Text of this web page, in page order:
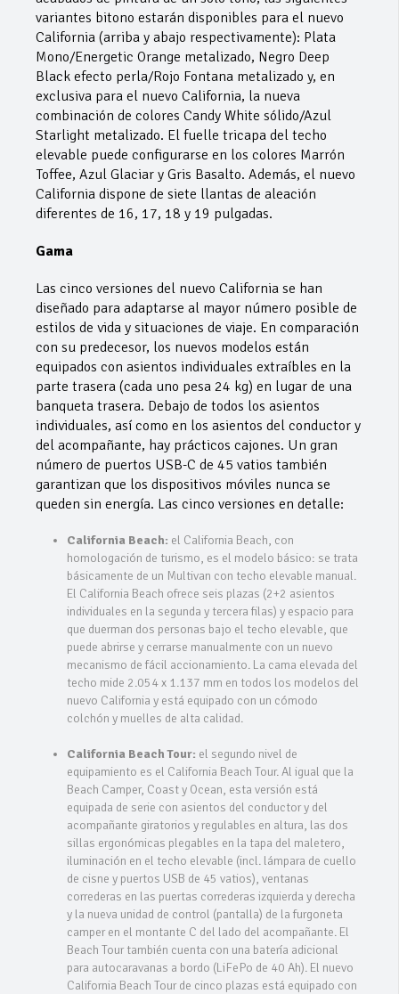
variantes bitono estarán disponibles para el nuevo
California (arriba y abajo respectivamente): Plata
Mono/Energetic Orange metalizado, Negro Deep
Black efecto perla/Rojo Fontana metalizado y, en
exclusiva para el nuevo California, la nueva
combinación de colores Candy White sólido/Azul
Starlight metalizado. El fuelle tricapa del techo
elevable puede configurarse en los colores Marrón
Toffee, Azul Glaciar y Gris Basalto. Además, el nuevo
California dispone de siete llantas de aleación
diferentes de 16, 17, 18 y 19 pulgadas.
Gama
Las cinco versiones del nuevo California se han
diseñado para adaptarse al mayor número posible de
estilos de vida y situaciones de viaje. En comparación
con su predecesor, los nuevos modelos están
equipados con asientos individuales extraíbles en la
parte trasera (cada uno pesa 24 kg) en lugar de una
banqueta trasera. Debajo de todos los asientos
individuales, así como en los asientos del conductor y
del acompañante, hay prácticos cajones. Un gran
número de puertos USB-C de 45 vatios también
garantizan que los dispositivos móviles nunca se
queden sin energía. Las cinco versiones en detalle:
California Beach: el California Beach, con
homologación de turismo, es el modelo básico: se trata
básicamente de un Multivan con techo elevable manual.
El California Beach ofrece seis plazas (2+2 asientos
individuales en la segunda y tercera filas) y espacio para
que duerman dos personas bajo el techo elevable, que
puede abrirse y cerrarse manualmente con un nuevo
mecanismo de fácil accionamiento. La cama elevada del
techo mide 2.054 x 1.137 mm en todos los modelos del
nuevo California y está equipado con un cómodo
colchón y muelles de alta calidad.
California Beach Tour: el segundo nivel de
equipamiento es el California Beach Tour. Al igual que la
Beach Camper, Coast y Ocean, esta versión está
equipada de serie con asientos del conductor y del
acompañante giratorios y regulables en altura, las dos
sillas ergonómicas plegables en la tapa del maletero,
iluminación en el techo elevable (incl. lámpara de cuello
de cisne y puertos USB de 45 vatios), ventanas
correderas en las puertas correderas izquierda y derecha
y la nueva unidad de control (pantalla) de la furgoneta
camper en el montante C del lado del acompañante. El
Beach Tour también cuenta con una batería adicional
para autocaravanas a bordo (LiFePo de 40 Ah). El nuevo
California Beach Tour de cinco plazas está equipado con